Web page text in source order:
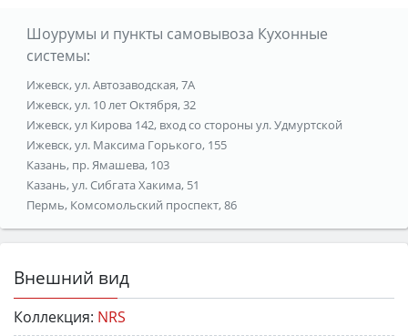
Шоурумы и пункты самовывоза Кухонные
системы:
Ижевск, ул. Автозаводская, 7А
Ижевск, ул. 10 лет Октября, 32
Ижевск, ул Кирова 142, вход со стороны ул. Удмуртской
Ижевск, ул. Максима Горького, 155
Казань, пр. Ямашева, 103
Казань, ул. Сибгата Хакима, 51
Пермь, Комсомольский проспект, 86
Внешний вид
Коллекция: NRS